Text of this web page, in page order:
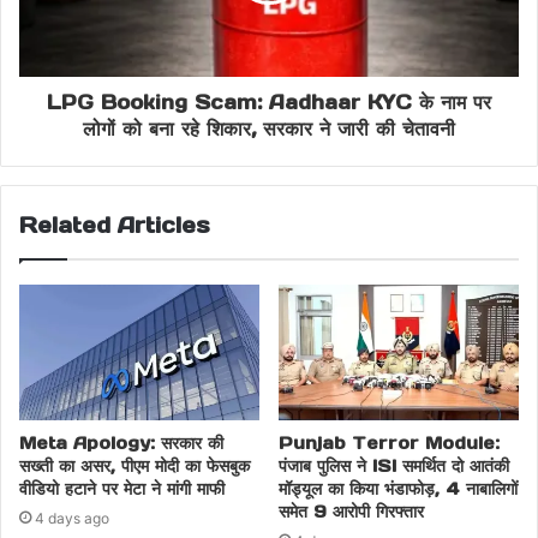
LPG Booking Scam: Aadhaar KYC के नाम पर
लोगों को बना रहे शिकार, सरकार ने जारी की चेतावनी
Related Articles
Meta Apology: सरकार की
सख्ती का असर, पीएम मोदी का फेसबुक
वीडियो हटाने पर मेटा ने मांगी माफी
4 days ago
Punjab Terror Module:
पंजाब पुलिस ने ISI समर्थित दो आतंकी
मॉड्यूल का किया भंडाफोड़, 4 नाबालिगों
समेत 9 आरोपी गिरफ्तार